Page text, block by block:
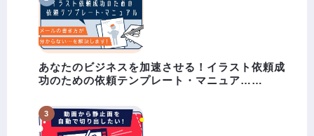
あなたのビジネスを加速させる！イラスト依頼成
功のための依頼テンプレート・マニュア……